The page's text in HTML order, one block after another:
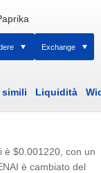
Exchange
simili Liquidità
è $0.001220 , con un
è cambiato del